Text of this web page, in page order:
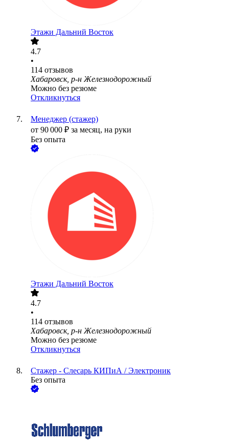
Этажи Дальний Восток
4.7
•
114 отзывов
Хабаровск, р-н Железнодорожный
Можно без резюме
Откликнуться
Менеджер (стажер)
от 90 000 ₽ за месяц, на руки
Без опыта
Этажи Дальний Восток
4.7
•
114 отзывов
Хабаровск, р-н Железнодорожный
Можно без резюме
Откликнуться
Стажер - Слесарь КИПиА / Электроник
Без опыта